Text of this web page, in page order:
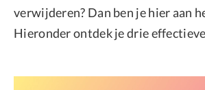
verwijderen? Dan ben je hier aan
Hieronder ontdek je drie